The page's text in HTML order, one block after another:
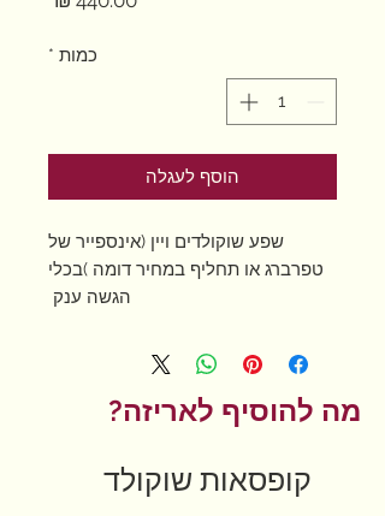
כמות *
הוסף לעגלה
שפע שוקולדים ויין (אינספייר של
טפרברג או תחליף במחיר דומה )בכלי
הגשה ענק
ו- 15 פרליני שוקולד בלגי משובח !
מה להוסיף לאריזה?
קופסאות שוקולד